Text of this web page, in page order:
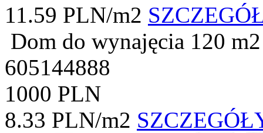
11.59 PLN/m2
Dom do wynajęcia 120 m2
605144888
1000 PLN
8.33 PLN/m2